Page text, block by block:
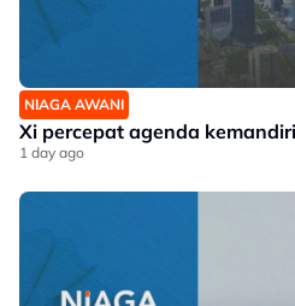
NIAGA AWANI
Xi percepat agenda
1 day ago